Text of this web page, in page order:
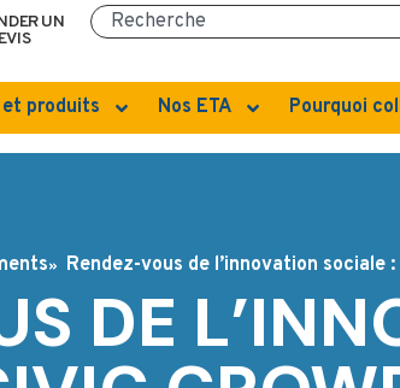
UN
produits Nos ETA Pourquoi
Rendez-vous de l’innovation sociale
DE